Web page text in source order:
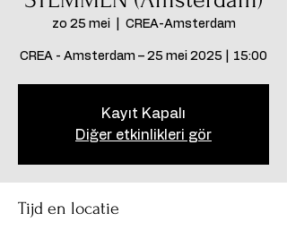
zo 25 mei
  |
CREA-Amsterdam
CREA - Amsterdam – 25 mei 2025 | 15:00
Kayıt Kapalı
Diğer etkinlikleri gör
Tijd en locatie